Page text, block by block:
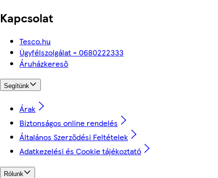
Kapcsolat
Tesco.hu
Ügyfélszolgálat - 0680222333
Áruházkereső
Segítünk
Árak
Biztonságos online rendelés
Általános Szerződési Feltételek
Adatkezelési és Cookie tájékoztató
Rólunk